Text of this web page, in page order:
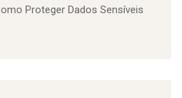
Proteger Dados Sensíveis